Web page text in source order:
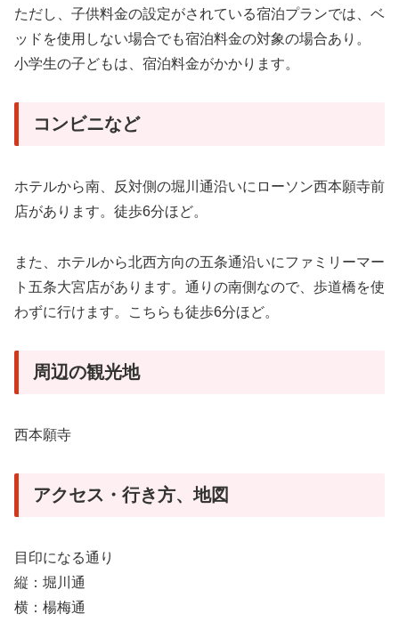
ただし、子供料金の設定がされている宿泊プランでは、ベ
ッドを使用しない場合でも宿泊料金の対象の場合あり。
小学生の子どもは、宿泊料金がかかります。
コンビニなど
ホテルから南、反対側の堀川通沿いにローソン西本願寺前
店があります。徒歩6分ほど。
また、ホテルから北西方向の五条通沿いにファミリーマー
ト五条大宮店があります。通りの南側なので、歩道橋を使
わずに行けます。こちらも徒歩6分ほど。
周辺の観光地
西本願寺
アクセス・行き方、地図
目印になる通り
縦：堀川通
横：楊梅通